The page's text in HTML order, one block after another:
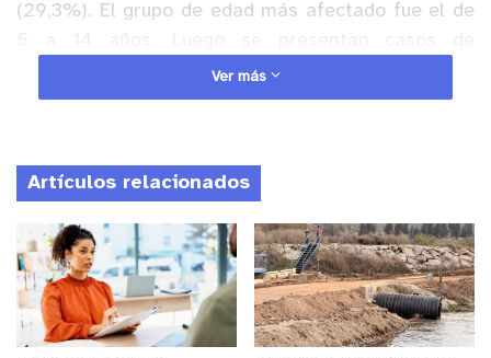
(29,3%). El grupo de edad más afectado fue el de
Adenovirus (23,4%), Parainfluenza (17,9%), SARS-
CoV-2 (14,1%), VRS (9,9%), Influenza B (4,0%) y
de 1 a 4 años.
Anuncio Patrocinado
Al respecto, la Dra. Gema Pérez, broncopulmonar
infantil de Clínica Dávila y Dávila
Vespucio,sostiene: “Desde el inicio de clases
Ver más
Artículos relacionados